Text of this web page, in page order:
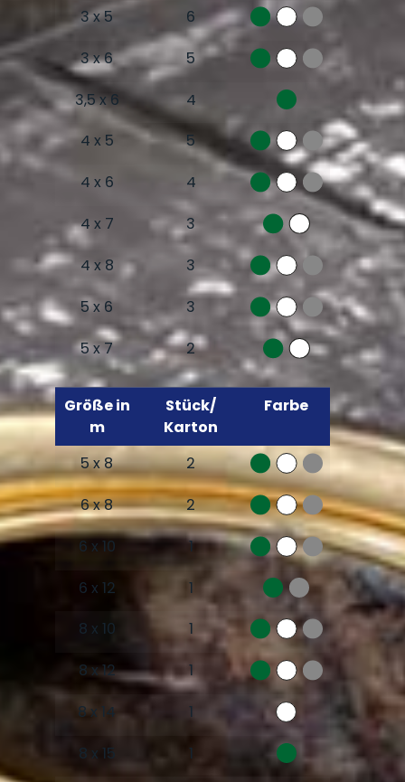
3 x 5
6
3 x 6
5
3,5 x 6
4
4 x 5
5
4 x 6
4
4 x 7
3
4 x 8
3
5 x 6
3
5 x 7
2
Größe in
m
Stück/
Karton
Farbe
5 x 8
2
6 x 8
2
6 x 10
1
6 x 12
1
8 x 10
1
8 x 12
1
8 x 14
1
8 x 15
1